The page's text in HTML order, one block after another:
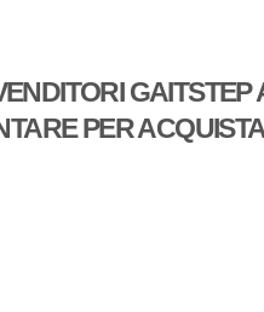
PER